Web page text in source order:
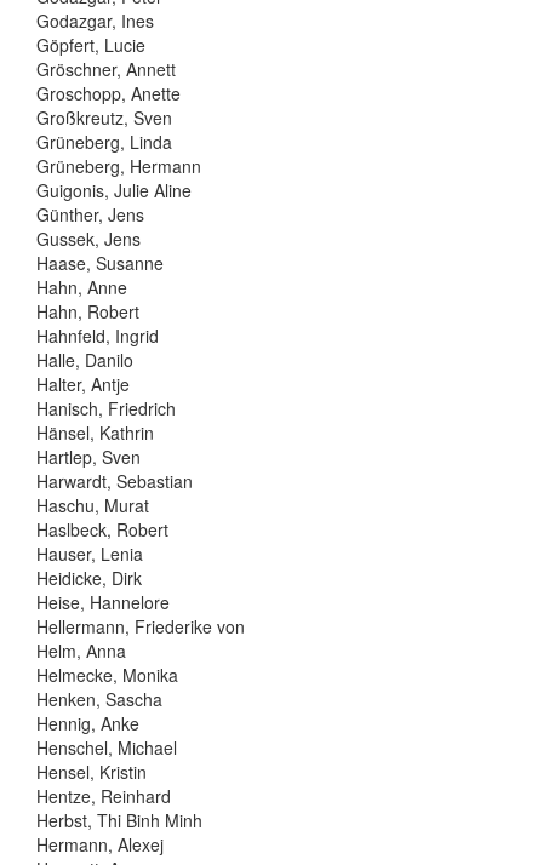
Godazgar, Ines
Göpfert, Lucie
Gröschner, Annett
Groschopp, Anette
Großkreutz, Sven
Grüneberg, Linda
Grüneberg, Hermann
Guigonis, Julie Aline
Günther, Jens
Gussek, Jens
Haase, Susanne
Hahn, Anne
Hahn, Robert
Hahnfeld, Ingrid
Halle, Danilo
Halter, Antje
Hanisch, Friedrich
Hänsel, Kathrin
Hartlep, Sven
Harwardt, Sebastian
Haschu, Murat
Haslbeck, Robert
Hauser, Lenia
Heidicke, Dirk
Heise, Hannelore
Hellermann, Friederike von
Helm, Anna
Helmecke, Monika
Henken, Sascha
Hennig, Anke
Henschel, Michael
Hensel, Kristin
Hentze, Reinhard
Herbst, Thi Binh Minh
Hermann, Alexej